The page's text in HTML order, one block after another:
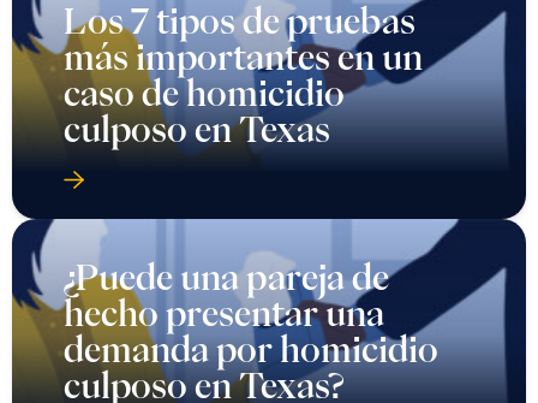
Los 7 tipos de pruebas
más importantes en un
caso de homicidio
culposo en Texas
¿Puede una pareja de
hecho presentar una
demanda por homicidio
culposo en Texas?